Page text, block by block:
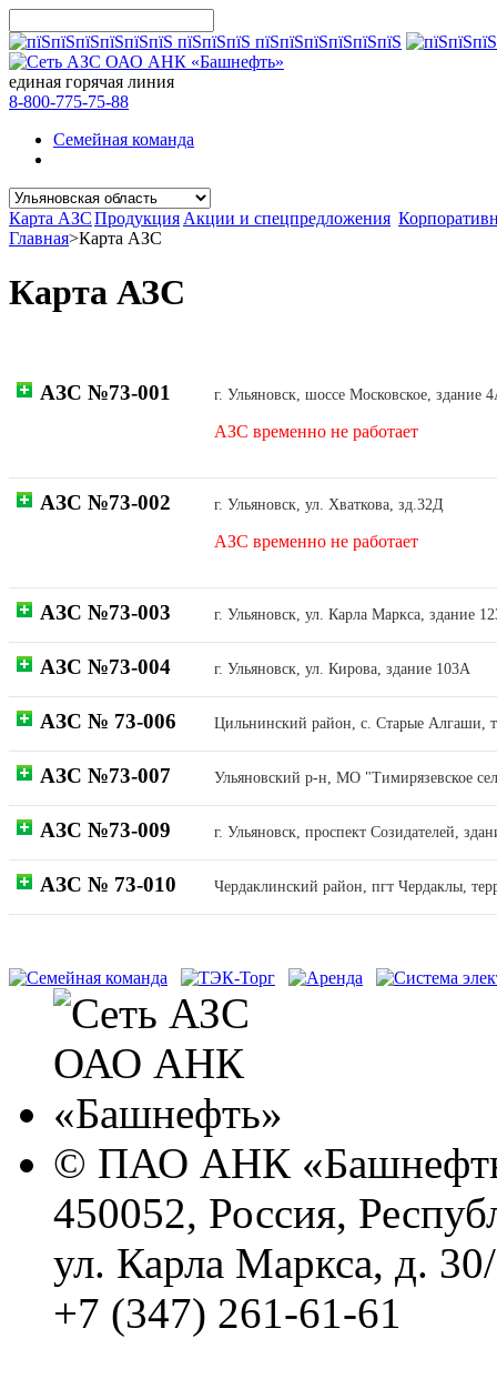
единая горячая линия
8-800-775-75-88
Семейная команда
Карта АЗСПродукция Акции и спецпредложения
Главная>Карта АЗС
Карта АЗС
АЗС №73-001 г. Ульяновск, шоссе Московское, здание
АЗС временно не работает
АЗС №73-002 г. Ульяновск, ул. Хваткова, зд.32Д
АЗС временно не работает
АЗС №73-003 г. Ульяновск, ул. Карла Маркса, здание
АЗС №73-004 г. Ульяновск, ул. Кирова, здание 103А
АЗС № 73-006 Цильнинский район, с. Старые Алгаши,
АЗС №73-007 Ульяновский р-н, МО "Тимирязевское
АЗС №73-009 г. Ульяновск, проспект Созидателей,
АЗС № 73-010 Чердаклинский район, пгт Чердаклы,
© ПАО АНК
450052, Россия,
ул. Карла Маркса, д.
+7 (347) 261-61-61